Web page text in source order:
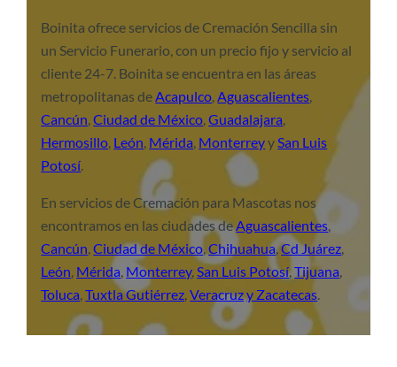
Boinita ofrece servicios de Cremación Sencilla sin
un Servicio Funerario, con un precio fijo y servicio al
cliente 24-7. Boinita se encuentra en las áreas
metropolitanas deAcapulco,Aguascalientes,
Cancún,Ciudad de México,Guadalajara,
Hermosillo, León, Mérida, MonterreyySan Luis
Potosí.
En servicios de Cremación para Mascotas nos
encontramos en las ciudades deAguascalientes,
Cancún,Ciudad de México,Chihuahua,Cd Juárez,
León, Mérida, Monterrey,San Luis Potosí,Tijuana,
Toluca,Tuxtla Gutiérrez,Veracruzy Zacatecas.